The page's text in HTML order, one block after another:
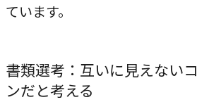
ています。
書類選考：互いに見えない
ンだと考える